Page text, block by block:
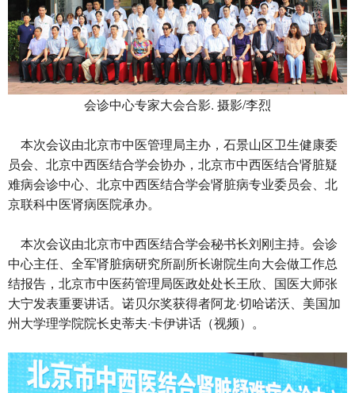
会诊中心专家大会合影. 摄影/李烈
本次会议由北京市中医管理局主办，石景山区卫生健康委
员会、北京中西医结合学会协办，北京市中西医结合肾脏疑
难病会诊中心、北京中西医结合学会肾脏病专业委员会、北
京联科中医肾病医院承办。
本次会议由北京市中西医结合学会秘书长刘刚主持。会诊
中心主任、全军肾脏病研究所副所长谢院生向大会做工作总
结报告，北京市中医药管理局医政处处长王欣、国医大师张
大宁发表重要讲话。诺贝尔奖获得者阿龙·切哈诺沃、美国加
州大学理学院院长史蒂夫·卡伊讲话（视频）。